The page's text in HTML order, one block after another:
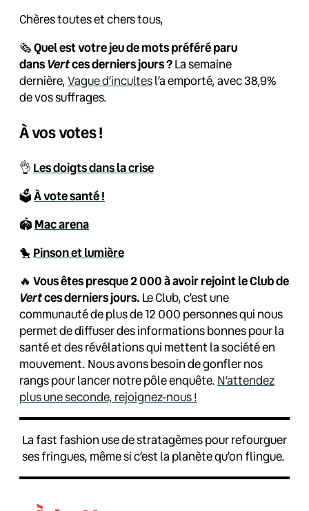
Chères toutes et chers tous,
🗞️Quel est votre jeu de mots préféré paru
dans Vertces derniers jours ?La semaine
dernière,Vague d’incultesl’a emporté, avec 38,9%
de vos suffrages.
À vos votes !
👌 Les doigts dans la crise
🗳️À vote santé !
🏟️ Mac arena
🐤 Pinson et lumière
🔥 Vous êtes presque 2 000 à avoir rejoint le Club de
Vertces derniers jours. Le Club, c’est une
communauté de plus de 12 000 personnes qui nous
permet de diffuser des informations bonnes pour la
santé et des révélations qui mettent la société en
mouvement. Nous avons besoin de gonfler nos
rangs pour lancer notre pôle enquête. N’attendez
plus une seconde, rejoignez-nous !
La fast fashion use de stratagèmes pour refourguer
ses fringues, même si c’est la planète qu’on flingue.